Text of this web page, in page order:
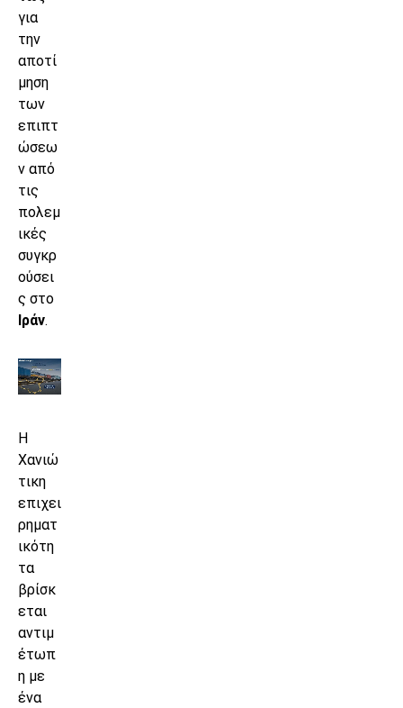
για
την
αποτί
μηση
των
επιπτ
ώσεω
ν από
τις
πολεμ
ικές
συγκρ
ούσει
ς στο
Ιράν.
Η
Χανιώ
τικη
επιχει
ρηματ
ικότη
τα
βρίσκ
εται
αντιμ
έτωπ
η με
ένα